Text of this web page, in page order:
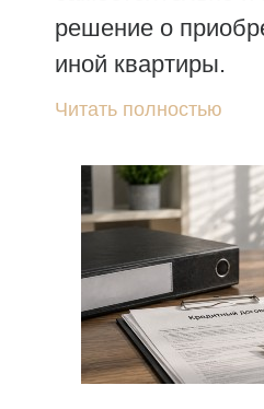
решение о
иной квартиры.
Читать полностью